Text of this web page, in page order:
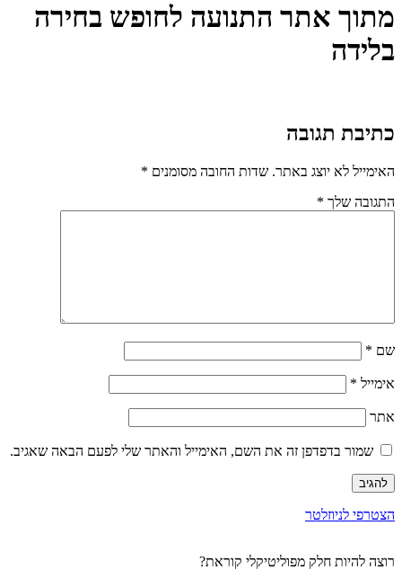
מתוך אתר התנועה לחופש בחירה
בלידה
כתיבת תגובה
האימייל לא יוצג באתר. שדות החובה מסומנים *
התגובה שלך *
שם *
אימייל *
אתר
שמור בדפדפן זה את השם, האימייל והאתר שלי לפעם הבאה שאגיב.
הצטרפי לניוזלטר
רוצה להיות חלק מפוליטיקלי קוראת?